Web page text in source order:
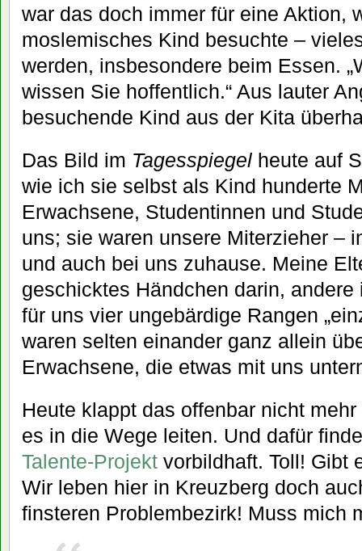
war das doch immer für eine Aktion,
moslemisches Kind besuchte –
werden, insbesondere beim Essen.
wissen Sie hoffentlich.“ Aus lauter
besuchende Kind aus der Kita
Das Bild im Tagesspiegel heute auf
wie ich sie selbst als Kind hunderte
Erwachsene, Studentinnen und
uns; sie waren unsere Miterzieher –
und auch bei uns zuhause. Meine
geschicktes Händchen darin,
für uns vier ungebärdige Rangen
waren selten einander ganz allein
Erwachsene, die etwas mit uns
Heute klappt das offenbar nicht
es in die Wege leiten. Und dafür
Talente-Projekt vorbildhaft. Toll! Gibt
Wir leben hier in Kreuzberg doch
finsteren Problembezirk! Muss mich